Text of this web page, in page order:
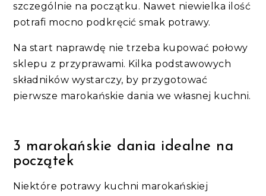
szczególnie na początku. Nawet niewielka ilość
potrafi mocno podkręcić smak potrawy.
Na start naprawdę nie trzeba kupować połowy
sklepu z przyprawami. Kilka podstawowych
składników wystarczy, by przygotować
pierwsze marokańskie dania we własnej kuchni.
3 marokańskie dania idealne na
początek
Niektóre potrawy kuchni marokańskiej